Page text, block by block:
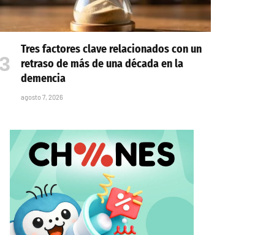
Tres factores clave relacionados con un
retraso de más de una década en la
demencia
agosto 7, 2026